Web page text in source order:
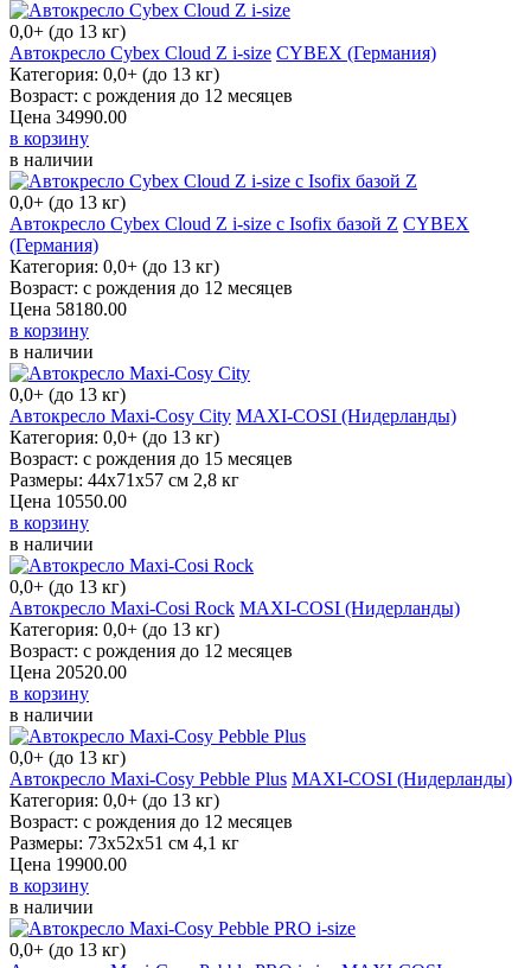
0,0+ (до 13 кг)
Автокресло Cybex Cloud Z i-size CYBEX (Германия)
Категория: 0,0+ (до 13 кг)
Возраст: с рождения до 12 месяцев
Цена 34990.00
в корзину
в наличии
0,0+ (до 13 кг)
Автокресло Cybex Cloud Z i-size c Isofix базой Z CYBEX (Германия)
Категория: 0,0+ (до 13 кг)
Возраст: с рождения до 12 месяцев
Цена 58180.00
в корзину
в наличии
0,0+ (до 13 кг)
Автокресло Maxi-Cosy City MAXI-COSI (Нидерланды)
Категория: 0,0+ (до 13 кг)
Возраст: с рождения до 15 месяцев
Размеры: 44х71х57 см 2,8 кг
Цена 10550.00
в корзину
в наличии
0,0+ (до 13 кг)
Автокресло Maxi-Cosi Rock MAXI-COSI (Нидерланды)
Категория: 0,0+ (до 13 кг)
Возраст: с рождения до 12 месяцев
Цена 20520.00
в корзину
в наличии
0,0+ (до 13 кг)
Автокресло Maxi-Cosy Pebble Plus MAXI-COSI (Нидерланды)
Категория: 0,0+ (до 13 кг)
Возраст: с рождения до 12 месяцев
Размеры: 73х52х51 см 4,1 кг
Цена 19900.00
в корзину
в наличии
0,0+ (до 13 кг)